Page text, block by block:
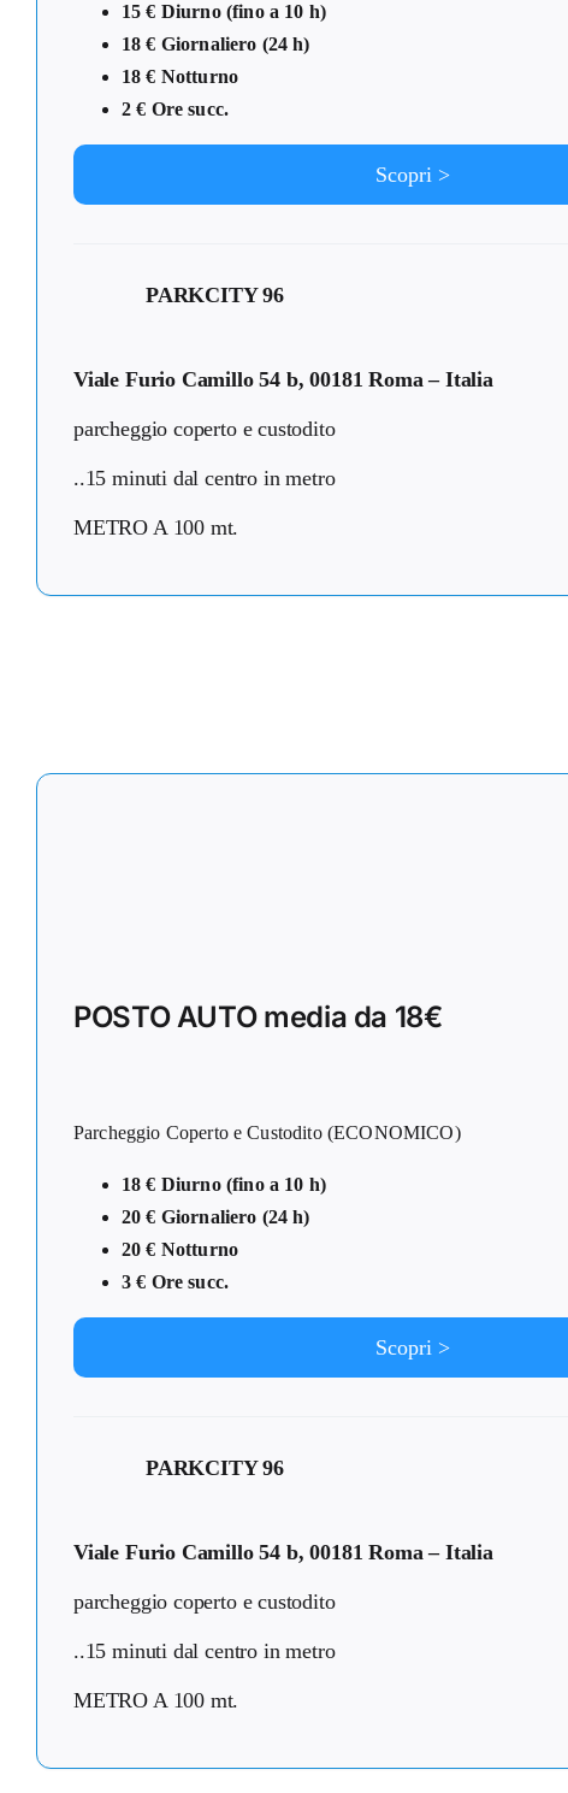
15 € Diurno (fino a 10 h)
18 € Giornaliero (24 h)
18 € Notturno
2 € Ore succ.
Scopri >
PARKCITY 96
Viale Furio Camillo 54 b, 00181 Roma – Italia
parcheggio coperto e custodito
..15 minuti dal centro in metro
METRO A 100 mt.
POSTO AUTO media da 18€
Parcheggio Coperto e Custodito (ECONOMICO)
18 € Diurno (fino a 10 h)
20 € Giornaliero (24 h)
20 € Notturno
3 € Ore succ.
Scopri >
PARKCITY 96
Viale Furio Camillo 54 b, 00181 Roma – Italia
parcheggio coperto e custodito
..15 minuti dal centro in metro
METRO A 100 mt.